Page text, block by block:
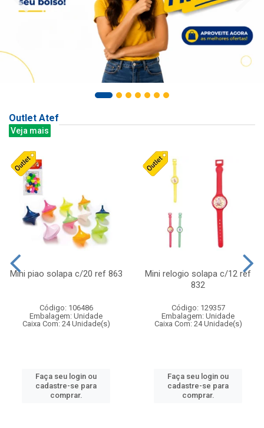
Outlet Atef
Veja mais
Mini piao solapa c/20 ref 863
Código: 106486
Embalagem: Unidade
Caixa Com: 24 Unidade(s)
Faça seu login ou
cadastre-se para
comprar.
Mini relogio solapa c/12 ref
832
Código: 129357
Embalagem: Unidade
Caixa Com: 24 Unidade(s)
Faça seu login ou
cadastre-se para
comprar.